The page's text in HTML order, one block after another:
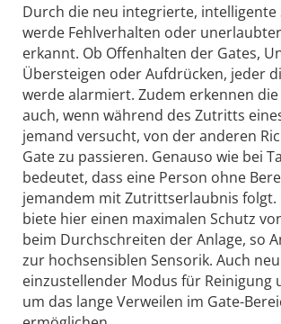
Durch die neu integrierte, intelligente
werde Fehlverhalten oder
erkannt. Ob Offenhalten der Gates,
Übersteigen oder Aufdrücken, jeder
werde alarmiert. Zudem erkennen die
auch, wenn während des Zutritts
jemand versucht, von der anderen
Gate zu passieren. Genauso wie bei
bedeutet, dass eine Person ohne
jemandem mit Zutrittserlaubnis folgt.
biete hier einen maximalen Schutz
beim Durchschreiten der Anlage, so
zur hochsensiblen Sensorik. Auch
einzustellender Modus für Reinigung
um das lange Verweilen im Gate-